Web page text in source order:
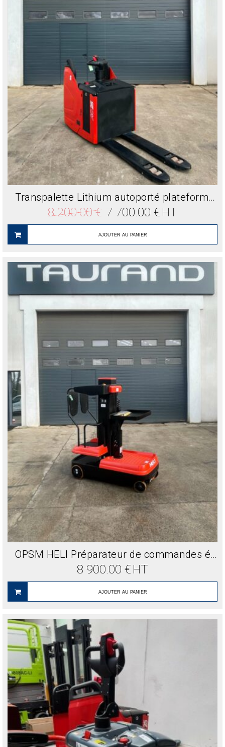
Transpalette Lithium autoporté plateforme fixe HELI CBD25UGD
8 200.00€ Le
prix
initial
était :
8
7 700.00 € Le
prix
actuel
7
HT
AJOUTER AU PANIER
OPSM HELI Préparateur de commandes électrique
8 900.00 € HT
AJOUTER AU PANIER